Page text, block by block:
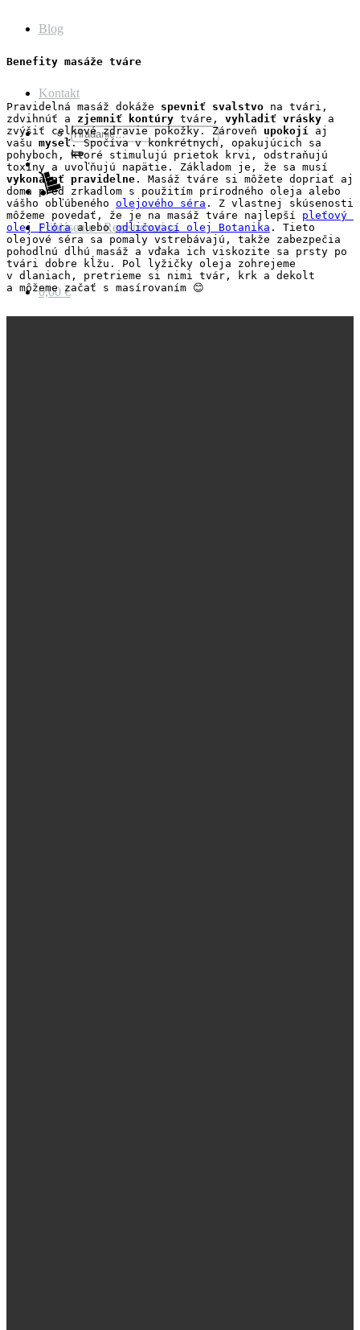
Blog
Kontakt
Hľadať:
Prihlásenie / Registrovať sa
0,00 €
Benefity masáže tváre
Pravidelná masáž dokáže spevniť svalstvo na tvári,
zdvihnúť a zjemniť kontúry tváre, vyhladiť vrásky a
zvýšiť celkové zdravie pokožky. Zároveň upokojí aj
vašu myseľ. Spočíva v konkrétnych, opakujúcich sa
pohyboch, ktoré stimulujú prietok krvi, odstraňujú
vykonávať pravidelne . Masáž tváre si môžete dopriať aj
doma pred zrkadlom s použitím prírodného oleja alebo
vášho obľúbeného olejového séra . Z vlastnej skúsenosti
môžeme povedať, že je na masáž tváre najlepší pleťový
olej Flóra alebo odličovací olej Botanika . Tieto
olejové séra sa pomaly vstrebávajú, takže zabezpečia
pohodlnú dlhú masáž a vďaka ich viskozite sa prsty po
tvári dobre kĺžu. Pol lyžičky oleja zohrejeme
v dlaniach, pretrieme si nimi tvár, krk a dekolt
a môžeme začať s masírovaním 😊